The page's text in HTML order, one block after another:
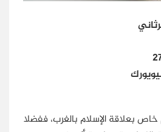
خاص بعلاقة الإسلام بالغرب، ففضلا